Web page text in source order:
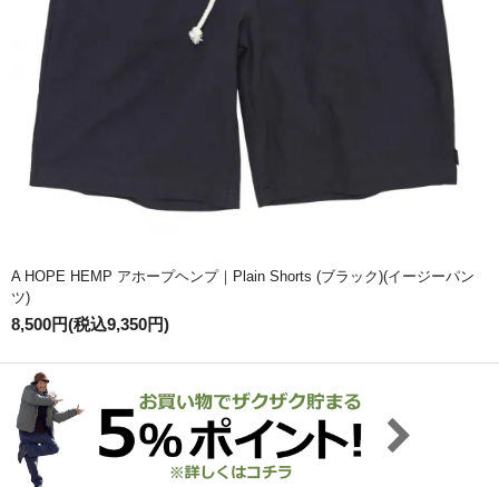
A HOPE HEMP アホープヘンプ｜Plain Shorts (ブラック)(イージーパン
ツ)
8,500円(税込9,350円)